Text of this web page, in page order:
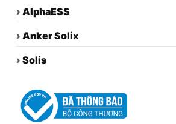
› AlphaESS
› Anker Solix
› Solis